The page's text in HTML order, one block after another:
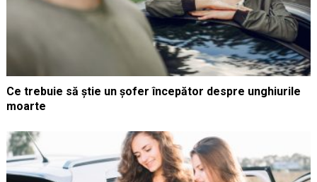
Ce trebuie să știe un șofer începător despre unghiurile
moarte